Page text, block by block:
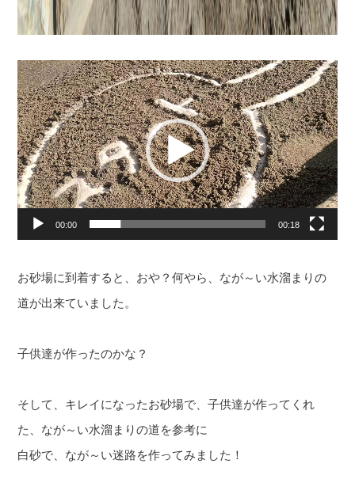
動
画
プ
レ
ー
ヤ
00:00 00:18
お砂場に到着すると、おや？何やら、なが～い水溜まりの
道が出来ていました。
子供達が作ったのかな？
そして、キレイになったお砂場で、子供達が作ってくれ
た、なが～い水溜まりの道を参考に
白砂で、なが～い迷路を作ってみました！